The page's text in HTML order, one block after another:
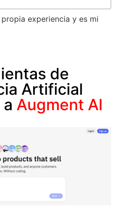
experiencia y es mi
de
Artificial
Augment AI